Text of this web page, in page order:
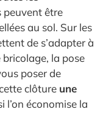
peuvent être
au sol. Sur les
de s’adapter à
bricolage, la pose
poser de
clôture une
l’on économise la